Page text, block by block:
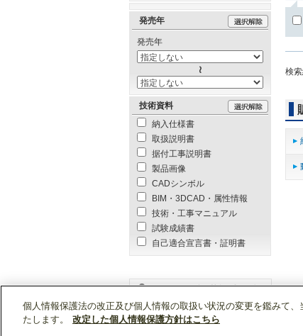
検
発売年
発売年
技術資料
納入仕様書
取扱説明書
据付工事説明書
製品画像
CADシンボル
BIM・3DCAD・属性情報
技術・工事マニュアル
試験成績書
自己適合宣言書・証明書
WIN2Kトップ 製品情報
個人情報保護法の改正及び個人情報の取扱い状況の変更を鑑みて
たします。
改定した個人情報保護方針はこちら